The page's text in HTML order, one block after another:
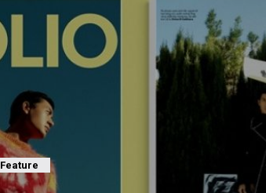
Feature